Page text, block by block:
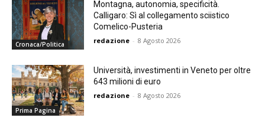
Cronaca/Politica
Montagna, autonomia, specificità.
Calligaro: Sì al collegamento sciistico
Comelico-Pusteria
redazione - 8 Agosto 2026
Prima Pagina
Università, investimenti in Veneto per oltre
643 milioni di euro
redazione - 8 Agosto 2026